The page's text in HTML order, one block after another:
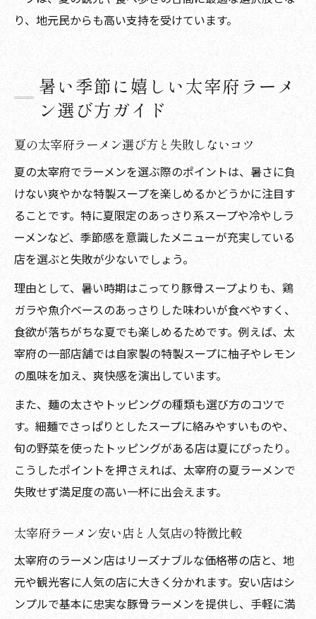
り、地元民からも高い支持を受けています。
暑い季節に嬉しい太宰府ラーメ
ン選び方ガイド
夏の太宰府ラーメン選び方と失敗しないコツ
夏の太宰府でラーメンを選ぶ際のポイントは、暑さに負
けない爽やかな特製スープを楽しめるかどうかに注目す
ることです。特に夏限定のあっさり系スープや冷やしラ
ーメンなど、季節感を意識したメニューが充実している
店を選ぶと失敗が少ないでしょう。
理由として、暑い時期はこってり豚骨スープよりも、鶏
ガラや魚介ベースのあっさりした味わいが食べやすく、
食欲が落ちがちな夏でも楽しめるためです。例えば、太
宰府の一部店舗では自家製の特製スープに柚子やレモン
の風味を加え、爽快感を演出しています。
また、麺の太さやトッピングの種類も選び方のコツで
す。細麺でさっぱりとしたスープに絡みやすいものや、
旬の野菜を使ったトッピングがある店は夏にぴったり。
こうしたポイントを押さえれば、太宰府の夏ラーメンで
失敗せず満足度の高い一杯に出会えます。
太宰府ラーメン安い店と人気店の特徴比較
太宰府のラーメン店はリーズナブルな価格帯の店と、地
元や観光客に人気の店に大きく分かれます。安い店はシ
ンプルで基本に忠実な豚骨ラーメンを提供し、手軽に満